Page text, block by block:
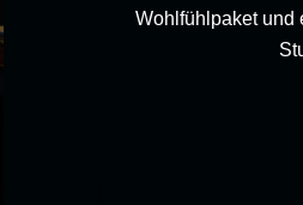
Wohlfühlpaket und